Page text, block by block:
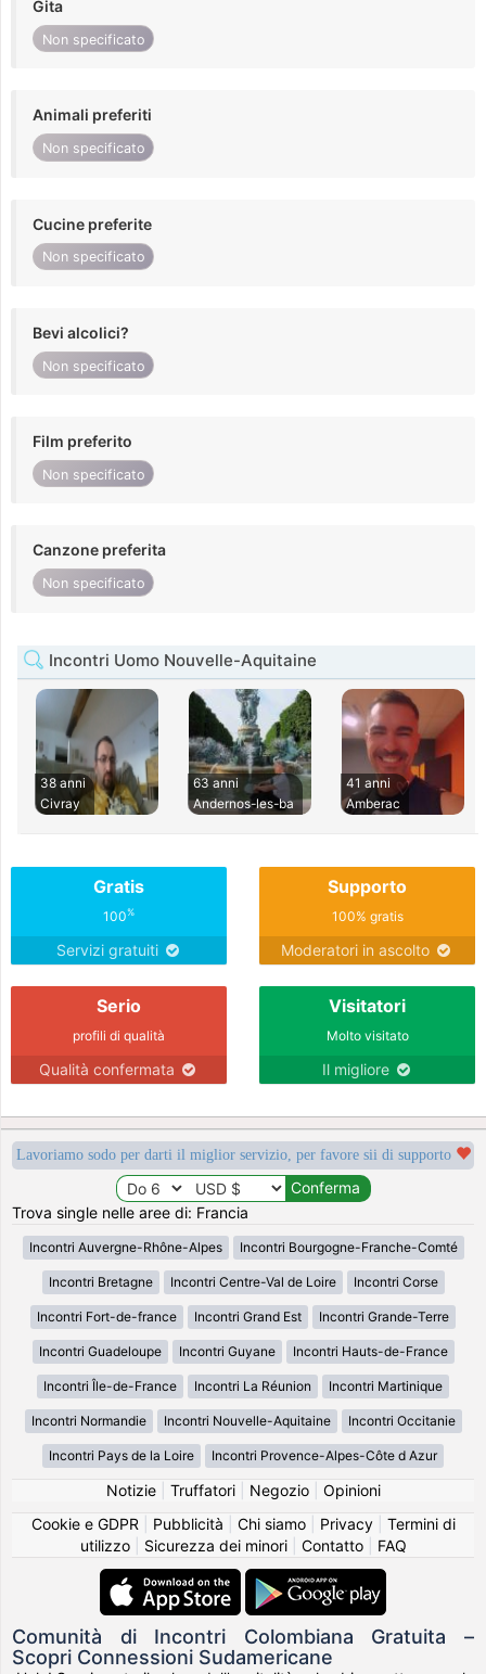
Gita
Non specificato
Animali preferiti
Non specificato
Cucine preferite
Non specificato
Bevi alcolici?
Non specificato
Film preferito
Non specificato
Canzone preferita
Non specificato
Incontri Uomo Nouvelle-Aquitaine
38 anni
Civray
63 anni
Andernos-les-ba
41 anni
Amberac
Gratis
100%
Servizi gratuiti
Supporto
100% gratis
Moderatori in ascolto
Serio
profili di qualità
Qualità confermata
Visitatori
Molto visitato
Il migliore
Lavoriamo sodo per darti il miglior servizio, per favore sii di supporto
Trova single nelle aree di: Francia
Incontri Auvergne-Rhône-Alpes Incontri Bourgogne-Franche-Comté
Incontri Bretagne Incontri Centre-Val de Loire Incontri Corse
Incontri Fort-de-france Incontri Grand Est Incontri Grande-Terre
Incontri Guadeloupe Incontri Guyane Incontri Hauts-de-France
Incontri Île-de-France Incontri La Réunion Incontri Martinique
Incontri Normandie Incontri Nouvelle-Aquitaine Incontri Occitanie
Incontri Pays de la Loire Incontri Provence-Alpes-Côte d Azur
Notizie| Truffatori| Negozio| Opinioni
Cookie e GDPR
Pubblicità Chi siamo| Privacy| Termini di
utilizzo| Sicurezza dei minori| Contatto| FAQ
Comunità di Incontri Colombiana Gratuita –
Scopri Connessioni Sudamericane